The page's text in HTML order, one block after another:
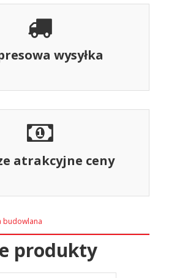
wysyłka
atrakcyjne ceny
budowlana
produkty